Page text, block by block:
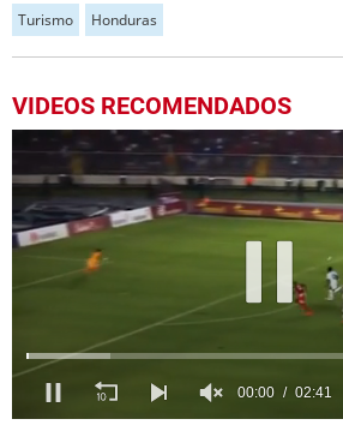
Turismo Honduras
VIDEOS RECOMENDADOS